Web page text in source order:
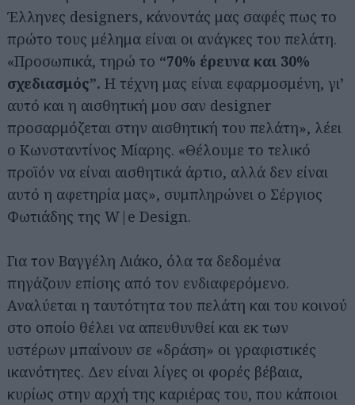
Έλληνες designers, κάνοντάς μας σαφές πως το
πρώτο τους μέλημα είναι οι ανάγκες του πελάτη.
«Προσωπικά, τηρώ το “70% έρευνα και 30%
σχεδιασμός”. Η τέχνη μας είναι εφαρμοσμένη, γι’
αυτό και η αισθητική μου σαν designer
προσαρμόζεται στην αισθητική του πελάτη», λέει
ο Κωνσταντίνος Μίαρης. «Θέλουμε το τελικό
προϊόν να είναι αισθητικά άρτιο, αλλά δεν είναι
αυτό η αφετηρία μας», συμπληρώνει ο Σέργιος
Φωτιάδης της W|e Design.
Για τον Βαγγέλη Λιάκο, όλα τα δεδομένα
πηγάζουν επίσης από τον ενδιαφερόμενο.
Αναλύεται η ταυτότητα του πελάτη και του κοινού
στο οποίο θέλει να απευθυνθεί και εκ των
υστέρων μπαίνουν σε «δράση» οι γραφιστικές
ικανότητες. Δεν είναι λίγες οι φορές βέβαια,
κυρίως στην αρχή της καριέρας του, που κάποιοι